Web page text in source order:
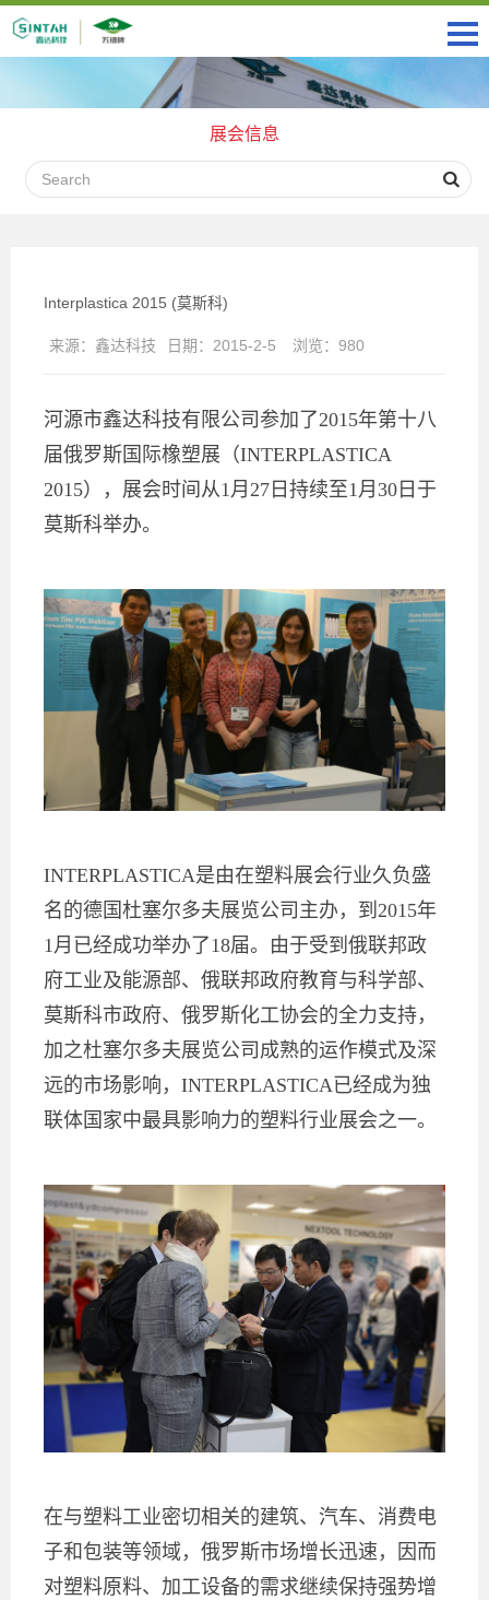
展会信息
Interplastica 2015 (莫斯科)
来源： 鑫达科技 日期： 2015-2-5 浏览： 980
河源市鑫达科技有限公司参加了2015年第十八
届俄罗斯国际橡塑展（INTERPLASTICA
2015）
，展会时间从1月27日持续至1月30日于
莫斯科举办。
INTERPLASTICA是由在塑料展会行业久负盛
名的德国杜塞尔多夫展览公司主办，到2015年
1月已经成功举办了18届。由于受到俄联邦政
府工业及能源部、俄联邦政府教育与科学部、
莫斯科市政府、俄罗斯化工协会的全力支持，
加之杜塞尔多夫展览公司成熟的运作模式及深
远的市场影响，INTERPLASTICA已经成为独
联体国家中最具影响力的塑料行业展会之一。
在与塑料工业密切相关的建筑、汽车、消费电
子和包装等领域，俄罗斯市场增长迅速，因而
对塑料原料、加工设备的需求继续保持强势增